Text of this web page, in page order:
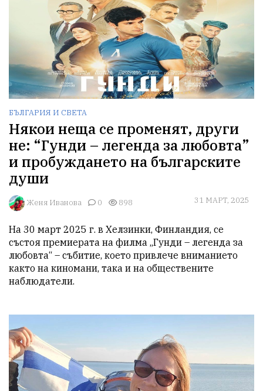
БЪЛГАРИЯ И СВЕТА
Някои неща се променят, други
не: “Гунди – легенда за любовта”
и пробуждането на българските
души
Женя Иванова 0 898 31 МАРТ, 2025
На 30 март 2025 г. в Хелзинки, Финландия, се
състоя премиерата на филма „Гунди – легенда за
любовта“ – събитие, което привлече вниманието
както на киномани, така и на обществените
наблюдатели.